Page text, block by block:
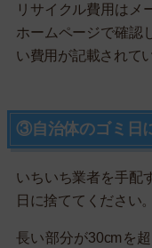
リサイクル費用はメ
ホームページで確認
い費用が記載されて
③自治体のゴミ日
いちいち業者を手配
日に捨ててください。
長い部分が30cmを